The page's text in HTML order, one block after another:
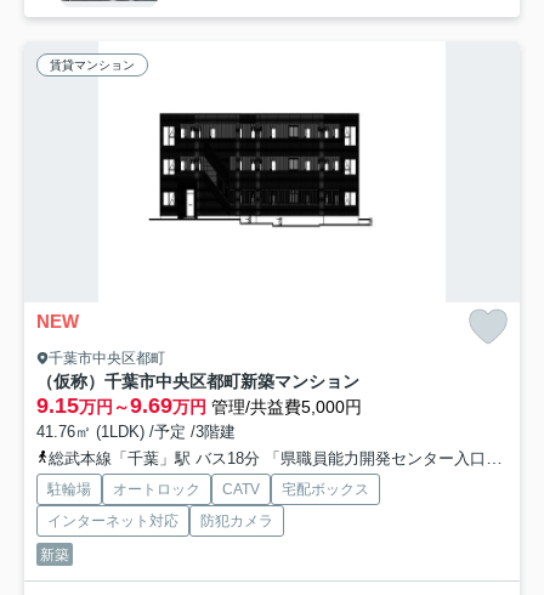
賃貸マンション
NEW
千葉市中央区都町
（仮称）千葉市中央区都町新築マンション
9.15万円～9.69万円 管理/共益費5,000円
41.76㎡ (1LDK) /予定 /3階建
総武本線「千葉」駅 バス18分 「県職員能力開発センター入口」 停歩1分
駐輪場 オートロック CATV
宅配ボックス
インターネット対応
防犯カメラ
新築